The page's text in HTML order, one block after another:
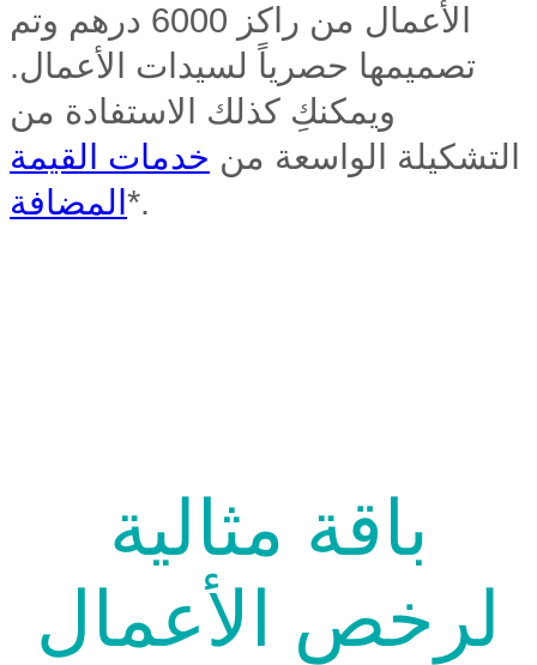
الأعمال من راكز 6000 درهم وتم
تصميمها حصرياً لسيدات الأعمال.
ويمكنكِ كذلك الاستفادة من
التشكيلة الواسعة من خدمات القيمة
المضافة *.
باقة مثالية
لرخص الأعمال